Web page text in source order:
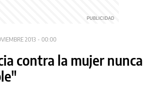
2013 - 00:00
contra la mujer nunca